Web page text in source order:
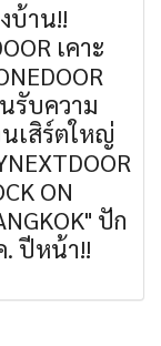
บ้าน!!
เคาะ
รับความ
เสิร์ตใหญ่
ON
ปัก
. ปีหน้า!!